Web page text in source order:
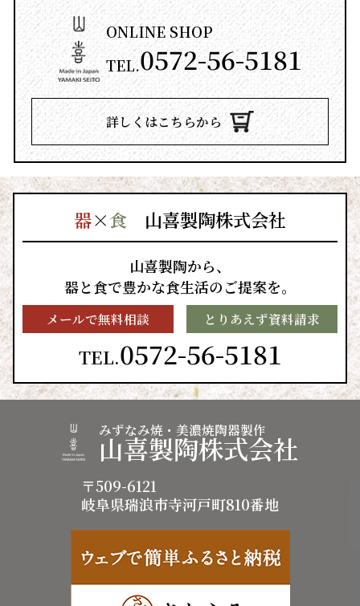
ONLINE SHOP
TEL.0572-56-5181
詳しくはこちらから
器×食 山喜製陶株式会社
山喜製陶から、
器と食で豊かな食生活のご提案を。
メールで無料相談 とりあえず資料請求
TEL.0572-56-5181
みずなみ焼・美濃焼陶器製作
山喜製陶株式会社
〒509-6121
岐阜県瑞浪市寺河戸町810番地